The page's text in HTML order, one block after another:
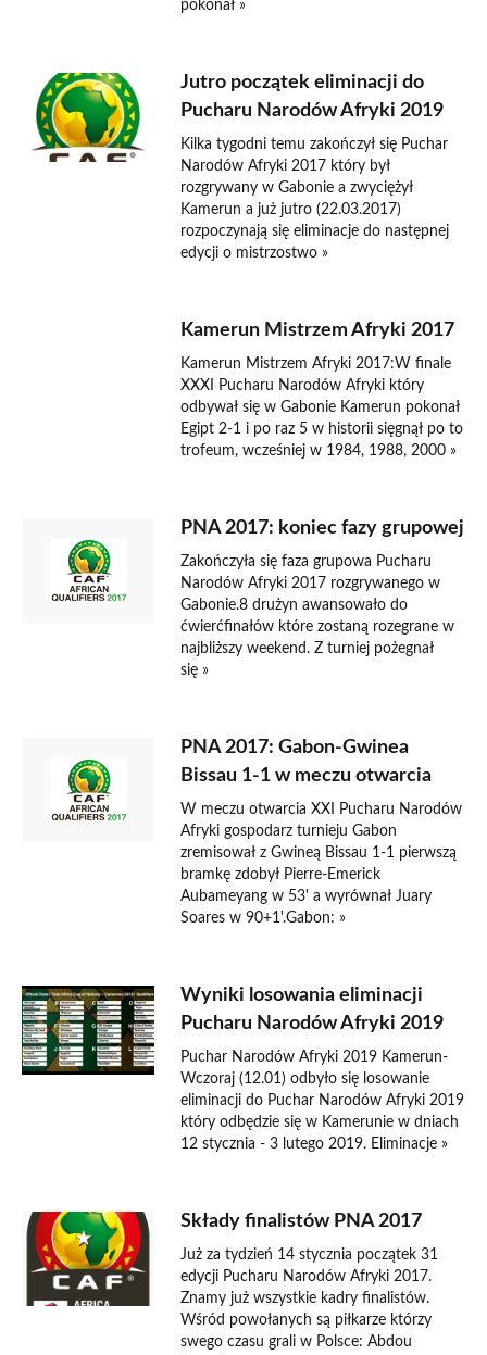
pokonał »
Jutro początek eliminacji do
Pucharu Narodów Afryki 2019
Kilka tygodni temu zakończył się Puchar
Narodów Afryki 2017 który był
rozgrywany w Gabonie a zwyciężył
Kamerun a już jutro (22.03.2017)
rozpoczynają się eliminacje do następnej
edycji o mistrzostwo »
Kamerun Mistrzem Afryki 2017
Kamerun Mistrzem Afryki 2017:W finale
XXXI Pucharu Narodów Afryki który
odbywał się w Gabonie Kamerun pokonał
Egipt 2-1 i po raz 5 w historii sięgnął po to
trofeum, wcześniej w 1984, 1988, 2000 »
PNA 2017: koniec fazy grupowej
Zakończyła się faza grupowa Pucharu
Narodów Afryki 2017 rozgrywanego w
Gabonie.8 drużyn awansowało do
ćwierćfinałów które zostaną rozegrane w
najbliższy weekend. Z turniej pożegnał
się »
PNA 2017: Gabon-Gwinea
Bissau 1-1 w meczu otwarcia
W meczu otwarcia XXI Pucharu Narodów
Afryki gospodarz turnieju Gabon
zremisował z Gwineą Bissau 1-1 pierwszą
bramkę zdobył Pierre-Emerick
Aubameyang w 53' a wyrównał Juary
Soares w 90+1'.Gabon: »
Wyniki losowania eliminacji
Pucharu Narodów Afryki 2019
Puchar Narodów Afryki 2019 Kamerun-
Wczoraj (12.01) odbyło się losowanie
eliminacji do Puchar Narodów Afryki 2019
który odbędzie się w Kamerunie w dniach
12 stycznia - 3 lutego 2019. Eliminacje »
Składy finalistów PNA 2017
Już za tydzień 14 stycznia początek 31
edycji Pucharu Narodów Afryki 2017.
Znamy już wszystkie kadry finalistów.
Wśród powołanych są piłkarze którzy
swego czasu grali w Polsce: Abdou